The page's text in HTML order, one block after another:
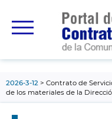
principal
2026-3-12
Contrato de
de los materiales de la